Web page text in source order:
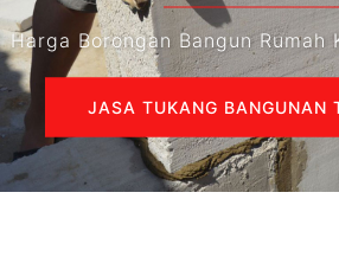
Harga Borongan Bangun
JASA TUKANG BANGUNAN